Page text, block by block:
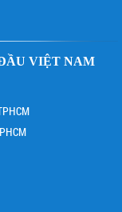
VIỆT NAM